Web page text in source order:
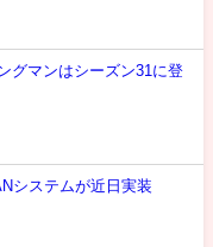
グマンはシーズン31に登
システムが近日実装